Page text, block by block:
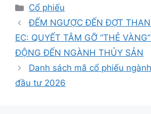
Danh
mục
Cổ phiếu
ĐẾM NGƯỢC ĐẾN ĐỢT
EC: QUYẾT TÂM GỠ “THẺ
ĐỘNG ĐẾN NGÀNH THỦY SẢN
Danh sách mã cổ phiếu
đầu tư 2026